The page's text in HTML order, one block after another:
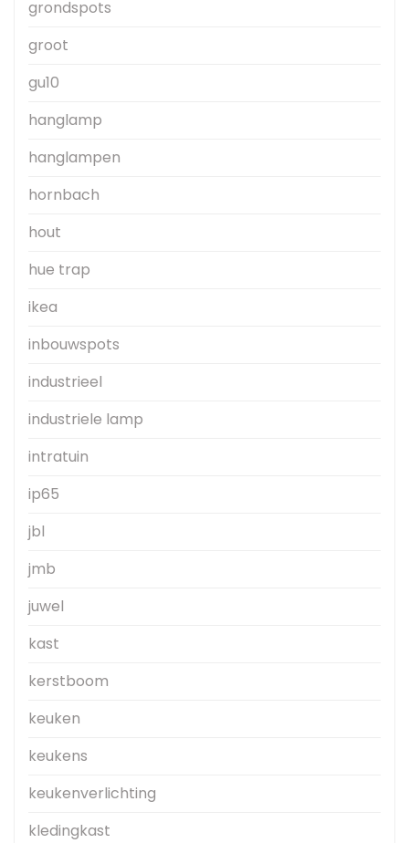
grondspots
groot
gu10
hanglamp
hanglampen
hornbach
hout
hue trap
ikea
inbouwspots
industrieel
industriele lamp
intratuin
ip65
jbl
jmb
juwel
kast
kerstboom
keuken
keukens
keukenverlichting
kledingkast